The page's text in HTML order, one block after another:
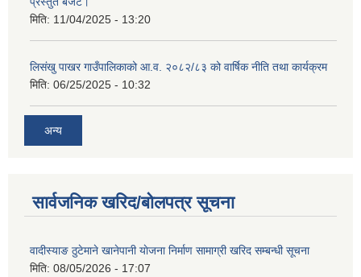
मिति: 11/04/2025 - 13:20
लिसंखु पाखर गाउँपालिकाको आ.व. २०८२/८३ को वार्षिक नीति तथा कार्यक्रम
मिति: 06/25/2025 - 10:32
अन्य
सार्वजनिक खरिद/बोलपत्र सूचना
वादीस्याङ ठुटेमाने खानेपानी याेजना निर्माण सामाग्री खरिद सम्बन्धी सूचना
मिति: 08/05/2026 - 17:07